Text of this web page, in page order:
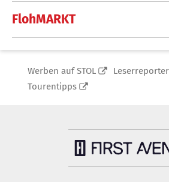
FlohMARKT
Werben auf STOL
Tourentipps